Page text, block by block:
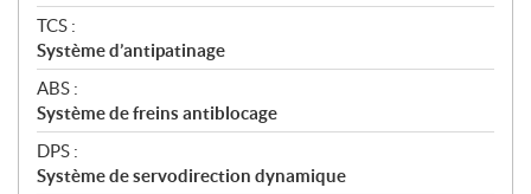
TCS :
Système d’antipatinage
ABS :
Système de freins antiblocage
DPS :
Système de servodirection dynamique